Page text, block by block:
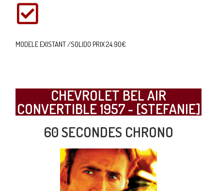
MODELE EXISTANT /SOLIDO PRIX 24.90€
CHEVROLET BEL AIR
CONVERTIBLE 1957 - [STEFANIE]
60 SECONDES CHRONO